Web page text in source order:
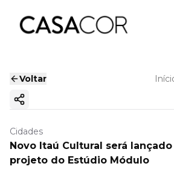
Voltar
Copiar link
Cidades
Novo Itaú Cultural será
projeto do Estúdio Módulo